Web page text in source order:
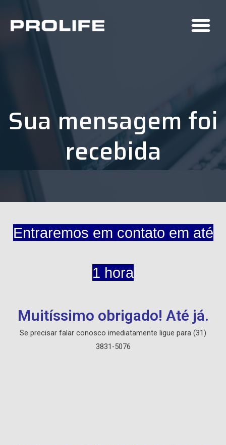
Sua mensagem foi
recebida
Entraremos em contato em até
1 hora
Muitíssimo obrigado! Até já.
Se precisar falar conosco imediatamente ligue para (31)
3831-5076